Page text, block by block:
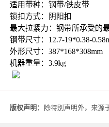
适用带种：钢带/铁皮带
锁扣方式：阴阳扣
最大拉紧力：钢带所承受的
钢带尺寸：12.7-19*0.38-
外形尺寸：387*168*308mm
机器重量：3.9kg
版权声明： 除特别声明外，来源